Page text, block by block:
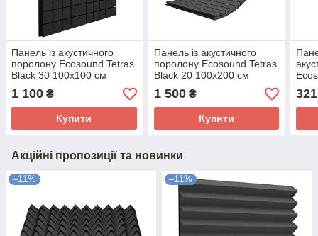
Панель із акустичного
поролону Ecosound Tetras
Black 30 100х100 см
Чорний графіт
1 100 ₴
Купити
Панель із акустичного
поролону Ecosound Tetras
Black 20 100х200 см
Чорний графіт
1 500₴
Купити
321
Акційні пропозиції та новинки
–11% –11%